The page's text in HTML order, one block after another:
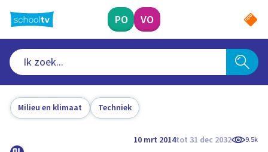
naar
hoofdinhoud
PO VO
Milieu en klimaat Techniek
10 mrt 2014tot 31 dec 2032 9.5k